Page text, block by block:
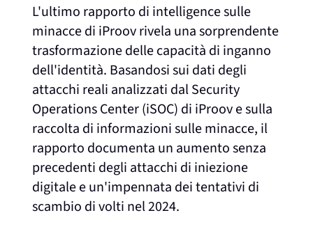
L'ultimo rapporto di intelligence sulle
minacce di iProov rivela una sorprendente
trasformazione delle capacità di inganno
dell'identità. Basandosi sui dati degli
attacchi reali analizzati dal Security
Operations Center (iSOC) di iProov e sulla
raccolta di informazioni sulle minacce, il
rapporto documenta un aumento senza
precedenti degli attacchi di iniezione
digitale e un'impennata dei tentativi di
scambio di volti nel 2024.